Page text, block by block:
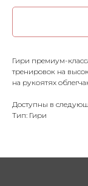
Гири премиум-
тренировок на
на рукоятях
Доступны в
Тип: Гири